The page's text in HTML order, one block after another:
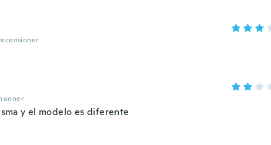
y el modelo es diferente